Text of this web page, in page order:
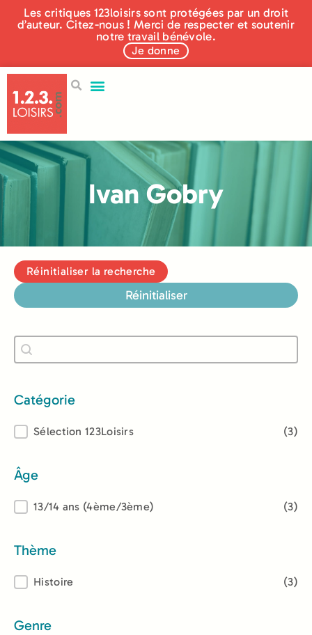
Les critiques 123loisirs sont protégées par un droit
d’auteur. Citez-nous ! Merci de respecter et soutenir
notre travail bénévole.
Je donne
Ivan Gobry
Réinitialiser la recherche
Réinitialiser
Recherche
Rechercher
Catégorie
Catégorie
Sélection 123Loisirs (3)
Âge
Âge13/14 ans (4ème/3ème) (3)
Thème
Thème
Histoire (3)
Genre